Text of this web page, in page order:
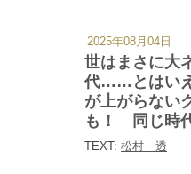
世はまさに大
代……とはい
が上がらない
も！ 同じ時
たのに「人気
TEXT: 松村 透
2025年08月04日